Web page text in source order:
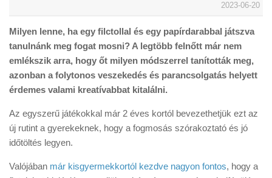
2023-06-20
Milyen lenne, ha egy filctollal és egy papírdarabbal játszva
tanulnánk meg fogat mosni? A legtöbb felnőtt már nem
emlékszik arra, hogy őt milyen módszerrel tanították meg,
azonban a folytonos veszekedés és parancsolgatás helyett
érdemes valami kreatívabbat kitalálni.
Az egyszerű játékokkal már 2 éves kortól bevezethetjük ezt az
új rutint a gyerekeknek, hogy a fogmosás szórakoztató és jó
időtöltés legyen.
Valójában már kisgyermekkortól kezdve nagyon fontos, hogy a